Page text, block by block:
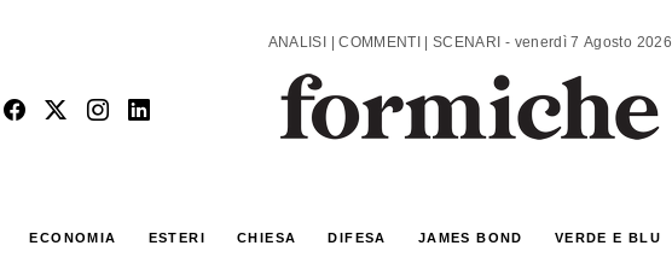
ANALISI | COMMENTI | SCENARI - venerdì 7 Agosto 2026
ECONOMIA ESTERI CHIESA DIFESA JAMES BOND VERDE E BLU